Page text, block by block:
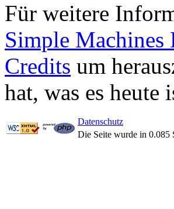
Für weitere
Simple
Credits um
hat, was es heute
Datenschutz
Die Seite wurde in